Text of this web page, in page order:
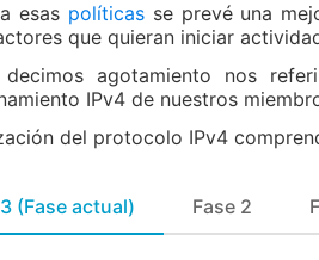
esas políticasse prevé una
que quieran iniciar
decimos agotamiento nos
IPv4 de nuestros
del protocolo IPv4
(Fase actual) Fase 2